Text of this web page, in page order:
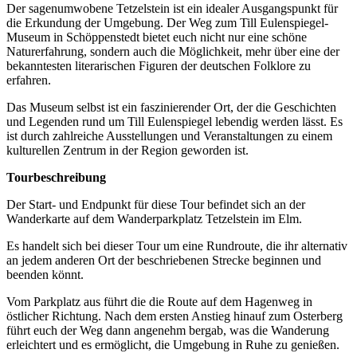
Der sagenumwobene Tetzelstein ist ein idealer Ausgangspunkt für
die Erkundung der Umgebung. Der Weg zum Till Eulenspiegel-
Museum in Schöppenstedt bietet euch nicht nur eine schöne
Naturerfahrung, sondern auch die Möglichkeit, mehr über eine der
bekanntesten literarischen Figuren der deutschen Folklore zu
erfahren.
Das Museum selbst ist ein faszinierender Ort, der die Geschichten
und Legenden rund um Till Eulenspiegel lebendig werden lässt. Es
ist durch zahlreiche Ausstellungen und Veranstaltungen zu einem
kulturellen Zentrum in der Region geworden ist.
Tourbeschreibung
Der Start- und Endpunkt für diese Tour befindet sich an der
Wanderkarte auf dem Wanderparkplatz Tetzelstein im Elm.
Es handelt sich bei dieser Tour um eine Rundroute, die ihr alternativ
an jedem anderen Ort der beschriebenen Strecke beginnen und
beenden könnt.
Vom Parkplatz aus führt die die Route auf dem Hagenweg in
östlicher Richtung. Nach dem ersten Anstieg hinauf zum Osterberg
führt euch der Weg dann angenehm bergab, was die Wanderung
erleichtert und es ermöglicht, die Umgebung in Ruhe zu genießen.